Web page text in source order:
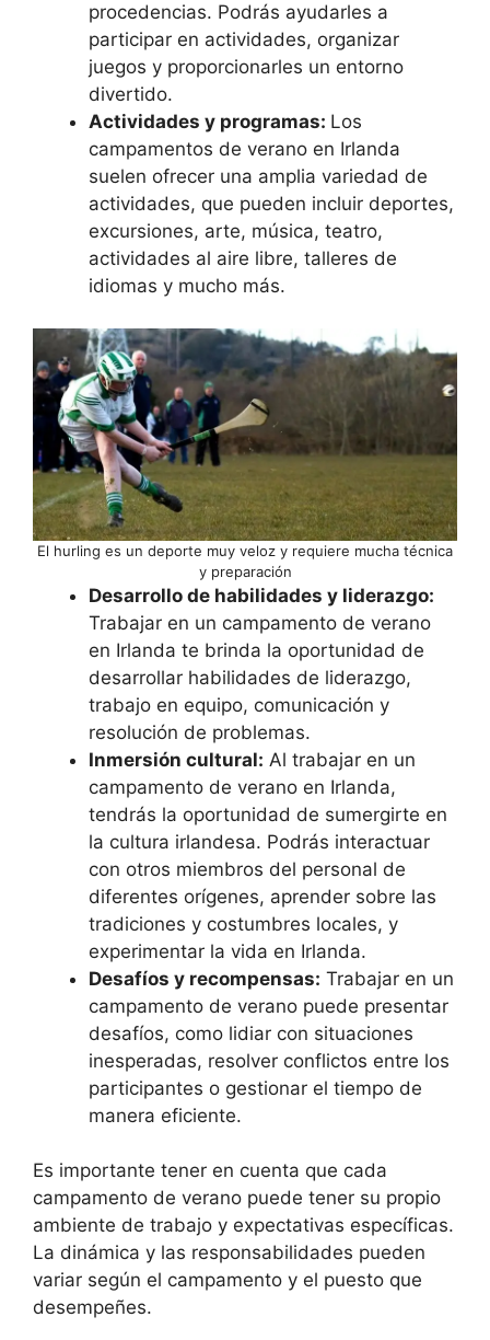
procedencias. Podrás ayudarles a
participar en actividades, organizar
juegos y proporcionarles un entorno
divertido.
Actividades y programas: Los
campamentos de verano en Irlanda
suelen ofrecer una amplia variedad de
actividades, que pueden incluir deportes,
excursiones, arte, música, teatro,
actividades al aire libre, talleres de
idiomas y mucho más.
El hurling es un deporte muy veloz y requiere mucha técnica
y preparación
Desarrollo de habilidades y liderazgo:
Trabajar en un campamento de verano
en Irlanda te brinda la oportunidad de
desarrollar habilidades de liderazgo,
trabajo en equipo, comunicación y
resolución de problemas.
Inmersión cultural: Al trabajar en un
campamento de verano en Irlanda,
tendrás la oportunidad de sumergirte en
la cultura irlandesa. Podrás interactuar
con otros miembros del personal de
diferentes orígenes, aprender sobre las
tradiciones y costumbres locales, y
experimentar la vida en Irlanda.
Desafíos y recompensas: Trabajar en un
campamento de verano puede presentar
desafíos, como lidiar con situaciones
inesperadas, resolver conflictos entre los
participantes o gestionar el tiempo de
manera eficiente.
Es importante tener en cuenta que cada
campamento de verano puede tener su propio
ambiente de trabajo y expectativas específicas.
La dinámica y las responsabilidades pueden
variar según el campamento y el puesto que
desempeñes.